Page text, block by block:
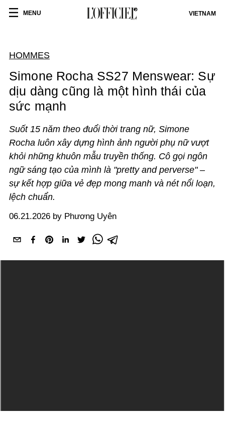
MENU VIETNAM
HOMMES
Simone Rocha SS27 Menswear: Sự
dịu dàng cũng là một hình thái của
sức mạnh
Suốt 15 năm theo đuổi thời trang nữ, Simone
Rocha luôn xây dựng hình ảnh người phụ nữ vượt
khỏi những khuôn mẫu truyền thống. Cô gọi ngôn
ngữ sáng tạo của mình là "pretty and perverse" –
sự kết hợp giữa vẻ đẹp mong manh và nét nổi loạn,
lệch chuẩn.
06.21.2026 by Phương Uyên